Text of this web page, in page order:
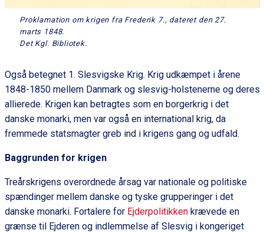
Proklamation om krigen fra Frederik 7., dateret den 27.
marts 1848.
Det Kgl. Bibliotek.
Også betegnet 1. Slesvigske Krig. Krig udkæmpet i årene
1848-1850 mellem Danmark og slesvig-holstenerne og deres
allierede. Krigen kan betragtes som en borgerkrig i det
danske monarki, men var også en international krig, da
fremmede statsmagter greb ind i krigens gang og udfald.
Baggrunden for krigen
Treårskrigens overordnede årsag var nationale og politiske
spændinger mellem danske og tyske grupperinger i det
danske monarki. Fortalere for Ejderpolitikkenkrævede en
grænse til Ejderen og indlemmelse af Slesvig i kongeriget